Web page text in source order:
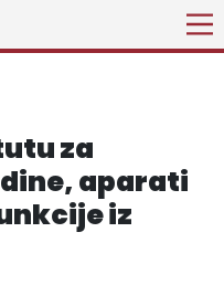
za
aparati
iz